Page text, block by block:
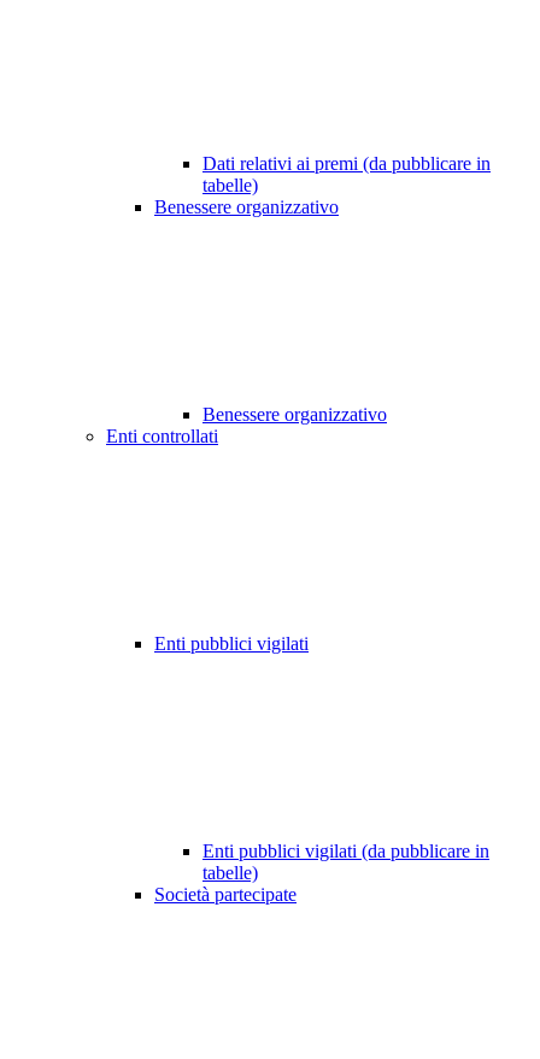
Dati relativi ai premi (da pubblicare in
tabelle)
Benessere organizzativo
Benessere organizzativo
Enti controllati
Enti pubblici vigilati
Enti pubblici vigilati (da pubblicare in
tabelle)
Società partecipate